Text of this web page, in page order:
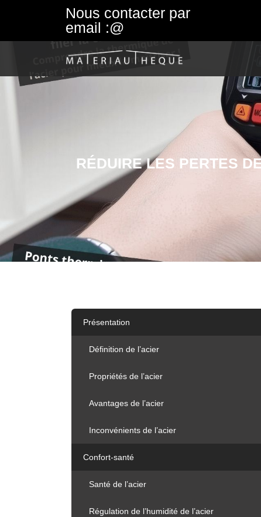
Nous contacter par
email :@
RÉDUIRE LES PERTES
Présentation
Définition de l’acier
Propriétés de l’acier
Avantages de l’acier
Inconvénients de l’acier
Confort-santé
Santé de l’acier
Régulation de l’humidité de l’acier